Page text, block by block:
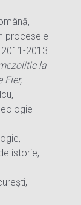
procesele
2013
la
Fier,
istorie,